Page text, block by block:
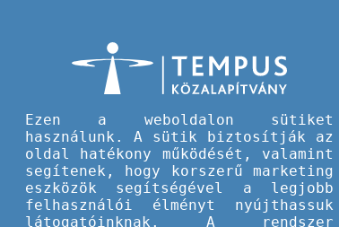
Prioritások
EU IFJÚSÁG Fókuszban a
Fókuszban a
értékek
Ezen a weboldalon sütiket
használunk. A sütik biztosítják az
oldal hatékony működését, valamint
segítenek, hogy korszerű marketing
eszközök segítségével a legjobb
felhasználói élményt nyújthassuk
látogatóinknak. A rendszer